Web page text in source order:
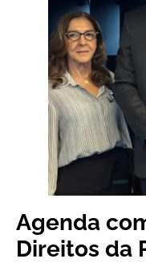
Agenda
Direitos da